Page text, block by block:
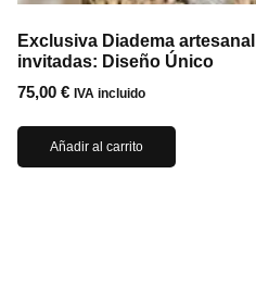
Exclusiva Diadema
invitadas: Diseño Único
75,00 € IVA incluido
Añadir al carrito